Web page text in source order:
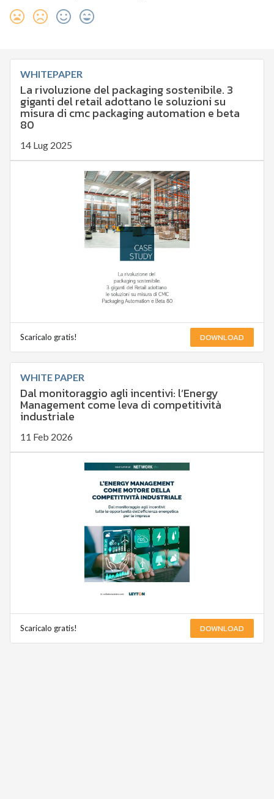
WHITEPAPER
La rivoluzione del packaging sostenibile. 3
giganti del retail adottano le soluzioni su
misura di cmc packaging automation e beta
80
14 Lug 2025
Scaricalo gratis! DOWNLOAD
WHITE PAPER
Dal monitoraggio agli incentivi: l’Energy
Management come leva di competitività
industriale
11 Feb 2026
Scaricalo gratis! DOWNLOAD